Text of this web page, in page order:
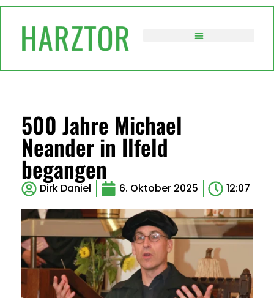
500 Jahre Michael
Neander in Ilfeld
begangen
Dirk Daniel 6. Oktober 2025 12:07